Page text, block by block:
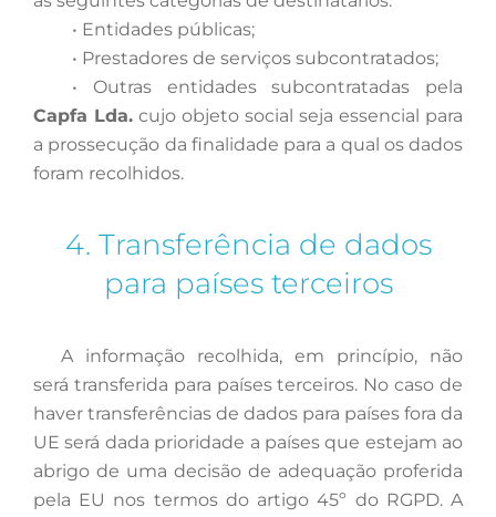
• Entidades públicas;
• Prestadores de serviços subcontratados;
• Outras entidades subcontratadas pela
Capfa Lda. cujo objeto social seja essencial para
a prossecução da finalidade para a qual os dados
foram recolhidos.
4. Transferência de dados
para países terceiros
Ainformação recolhida, em princípio, não
será transferida para países terceiros. No caso de
haver transferências de dados para países fora da
UE será dada prioridade a países que estejam ao
abrigo de uma decisão de adequação proferida
pela EU nos termos do artigo 45º do RGPD. A